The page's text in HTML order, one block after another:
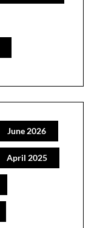
June 2026
April 2025